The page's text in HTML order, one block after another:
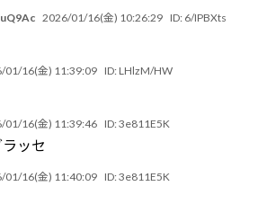
2026/01/16(金) 10:26:29 ID: 6/IPBXts
01/16(金) 11:39:09 ID: LHlzM/HW
01/16(金) 11:39:46 ID:3e811E5K
ッセ
01/16(金) 11:40:09 ID:3e811E5K